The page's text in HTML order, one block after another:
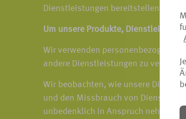
Dienstleistungen bereitstellen und
Um unsere Produkte,
Wir verwenden personenbezogene
andere Dienstleistungen zu
Wir beobachten, wie unsere
und den Missbrauch von
unbedenklich in Anspruch nehmen